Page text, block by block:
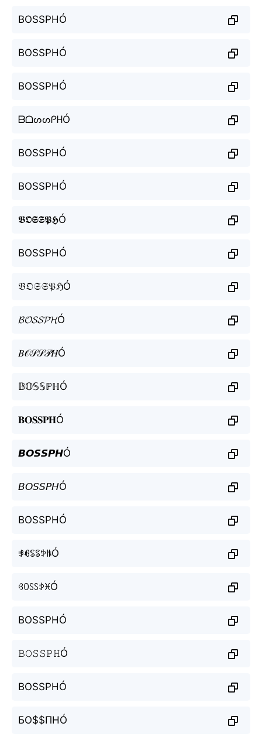
BOSSPHÓ
BOSSPHÓ
BOSSPHÓ
ᗷᗝᔕᔕᑭᕼÓ
BOSSPHÓ
BOSSPHÓ
𝕭𝕺𝕾𝕾𝕻𝕳Ó
BOSSPHÓ
𝔅𝔒𝔖𝔖𝔓ℌÓ
𝓑𝓞𝓢𝓢𝓟𝓗Ó
𝐵𝒪𝒮𝒮𝒫𝐻Ó
𝔹𝕆𝕊𝕊ℙℍÓ
𝐁𝐎𝐒𝐒𝐏𝐇Ó
𝘽𝙊𝙎𝙎𝙋𝙃Ó
𝘉𝘖𝘚𝘚𝘗𝘏Ó
BOSSPHÓ
ꃃꆂꌚꌚꉣꑛÓ
ꃳꄲꇙꇙꉣꁝÓ
BOSSPHÓ
𝙱𝙾𝚂𝚂𝙿𝙷Ó
BOSSPHÓ
БО$$ПНÓ